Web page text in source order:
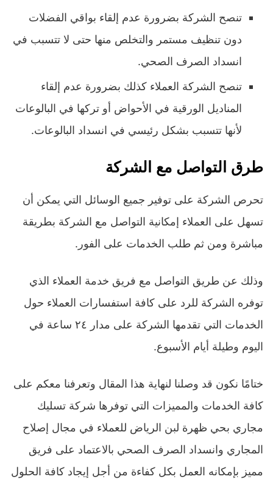
تنصح الشركة بضرورة عدم إلقاء بواقي الفضلات
دون تنظيف مستمر والتخلص منها حتى لا تتسبب في
انسداد الصرف الصحي.
تنصح الشركة العملاء كذلك بضرورة عدم إلقاء
المناديل الورقية في الأحواض أو تركها في البالوعات
لأنها تتسبب بشكل رئيسي في انسداد البالوعات.
طرق التواصل مع الشركة
تحرص الشركة على توفير جميع الوسائل التي يمكن أن
تسهل على العملاء إمكانية التواصل مع الشركة بطريقة
مباشرة ومن ثم طلب الخدمات على الفور.
وذلك عن طريق التواصل مع فريق خدمة العملاء الذي
توفره الشركة للرد على كافة استفسارات العملاء حول
الخدمات التي تقدمها الشركة على مدار ٢٤ ساعة في
اليوم وطيلة أيام الأسبوع.
ختامًا نكون قد وصلنا لنهاية هذا المقال وتعرفنا معكم على
كافة الخدمات والمميزات التي توفرها شركة تسليك
مجاري بحي ظهرة لبن الرياض للعملاء في مجال إصلاح
المجاري وانسداد الصرف الصحي بالاعتماد على فريق
مميز بإمكانه العمل بكل كفاءة من أجل إيجاد كافة الحلول